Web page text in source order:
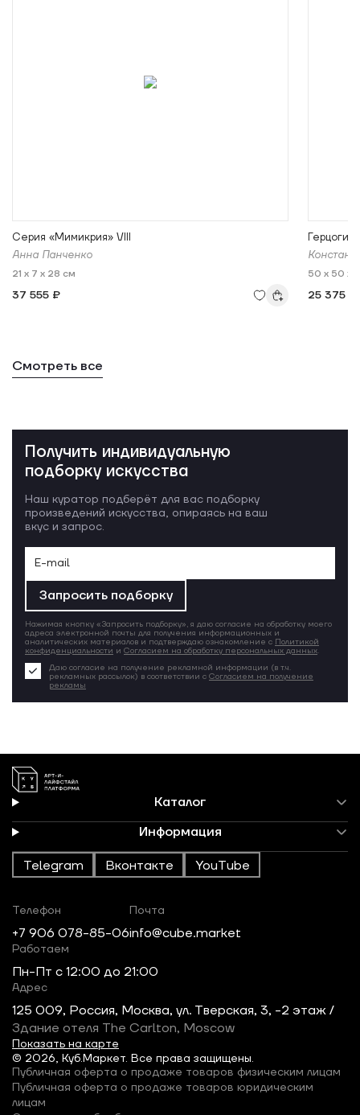
Серия «Мимикрия» VIII
Анна Панченко
21 x 7 x 28 см
37 555 ₽
50 x 50 x
25 375 ₽
Смотреть все
Получить индивидуальную
подборку искусства
Наш куратор подберёт для вас подборку
произведений искусства, опираясь на ваш
вкус и запрос.
Запросить подборку
Нажимая кнопку «Запросить подборку», я даю согласие на обработку моего
адреса электронной почты для получения информационных и
аналитических материалов и подтверждаю ознакомление с Политикой
конфиденциальности и Согласием на обработку персональных данных.
Даю согласие на получение рекламной информации (в т.ч.
рекламных рассылок) в соответствии с Согласием на получение
рекламы
Каталог
Информация
Telegram Вконтакте YouTube
© 2026, Куб.Маркет. Все права защищены.
Телефон
+7 906 078-85-06
Почта
info@cube.market
Работаем
Пн-Пт c 12:00 до 21:00
Адрес
125 009, Россия, Москва, ул. Тверская, 3, -2 этаж /
Здание отеля The Carlton, Moscow
Показать на карте
Публичная оферта о продаже товаров физическим лицам
Публичная оферта о продаже товаров юридическим
лицам